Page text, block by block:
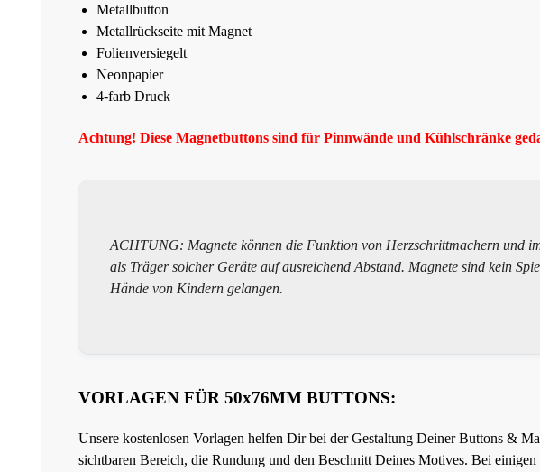
Metallbutton
Metallrückseite mit Magnet
Folienversiegelt
Neonpapier
4-farb Druck
Achtung! Diese Magnetbuttons sind für Pinnwände und Kühlschränke
ACHTUNG: Magnete können die Funktion von Herzschrittmachern und
als Träger solcher Geräte auf ausreichend Abstand. Magnete sind kein
Hände von Kindern gelangen.
VORLAGEN FÜR 50x76MM BUTTONS:
Unsere kostenlosen Vorlagen helfen Dir bei der Gestaltung Deiner Buttons &
sichtbaren Bereich, die Rundung und den Beschnitt Deines Motives. Bei